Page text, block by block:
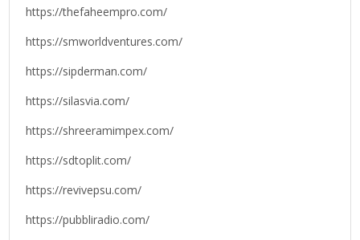
https://thefaheempro.com/
https://smworldventures.com/
https://sipderman.com/
https://silasvia.com/
https://shreeramimpex.com/
https://sdtoplit.com/
https://revivepsu.com/
https://pubbliradio.com/